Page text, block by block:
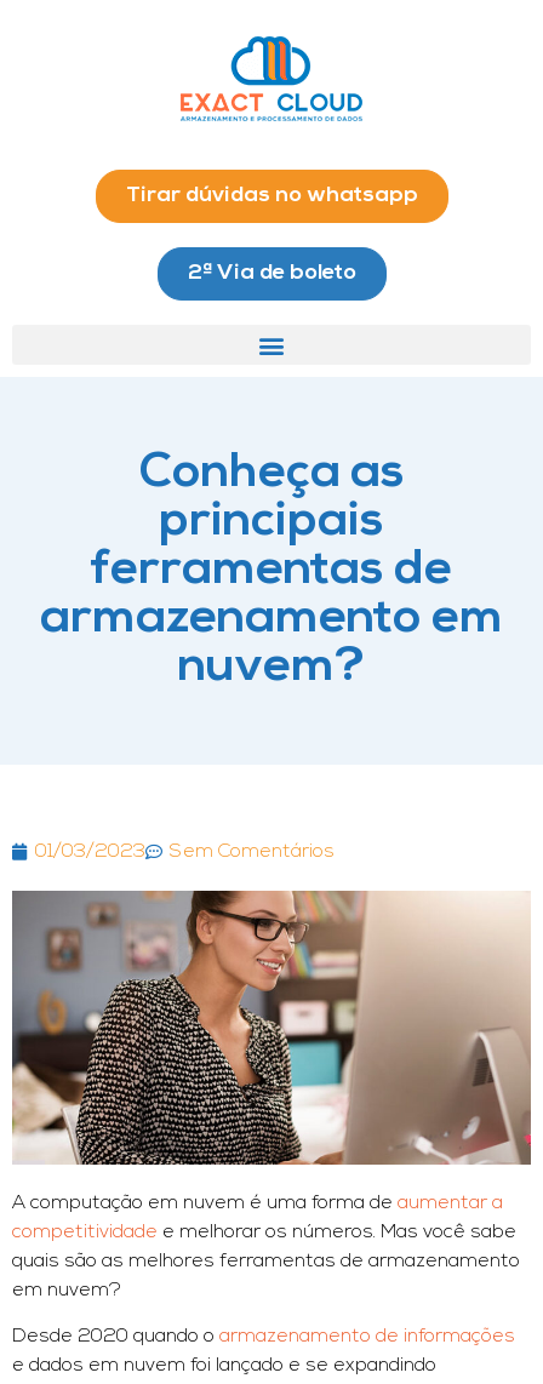
Tirar dúvidas no whatsapp
2ª Via de boleto
Conheça as
principais
ferramentas de
armazenamento em
nuvem?
01/03/2023 Sem Comentários
A computação em nuvem é uma forma de aumentar a
competitividade e melhorar os números. Mas você sabe
quais são as melhores ferramentas de armazenamento
em nuvem?
Desde 2020 quando o armazenamento de informações
e dados em nuvem foi lançado e se expandindo